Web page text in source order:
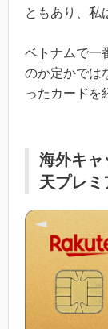
ともあり、私
ベトナムで一
のか定かでは
ったカードを
海外キャ
天プレミ